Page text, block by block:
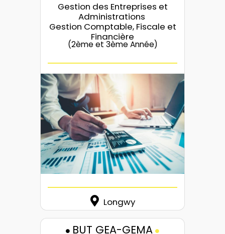
Gestion des Entreprises et
Administrations
Gestion Comptable, Fiscale et
Financière
(2ème et 3ème Année)
Longwy
BUT GEA-GEMA